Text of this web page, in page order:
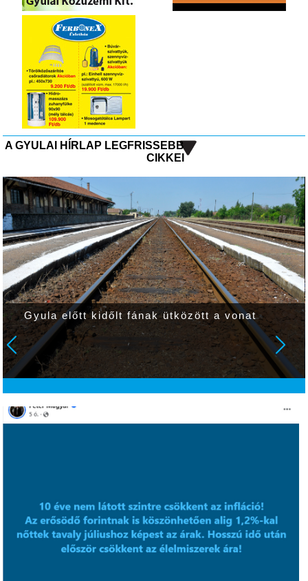
A GYULAI HÍRLAP LEGFRISSEBB
CIKKEI
Gyula előtt kidőlt fának ütközött a vonat